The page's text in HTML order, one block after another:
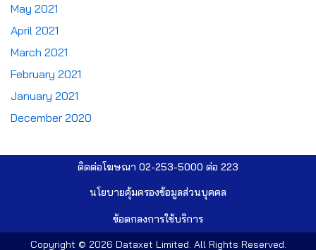
May 2021
April 2021
March 2021
February 2021
January 2021
December 2020
ติดต่อโฆษณา 02-253-5000​ ต่อ 223
นโยบายคุ้มครองข้อมูลส่วนบุคคล​
ข้อตกลงการใช้บริการ
Copyright © 2026 Dataxet Limited. All Rights Reserved.